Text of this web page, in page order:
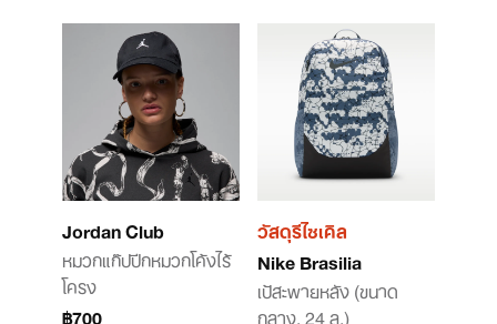
Jordan Club
หมวกแก๊ปปีกหมวกโค้งไร้
โครง
฿700
วัสดุรีไซเคิล
Nike Brasilia
เป้สะพายหลัง (ขนาด
กลาง, 24 ล.)